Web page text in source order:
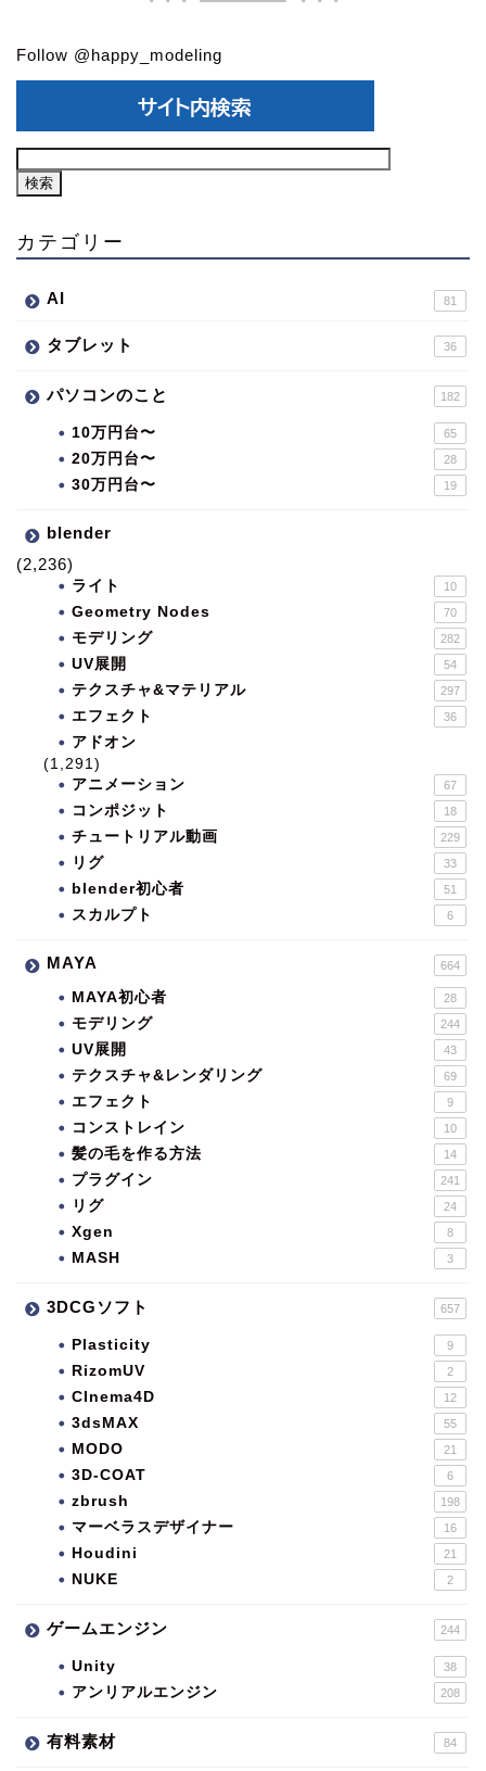
Follow @happy_modeling
カテゴリー
AI 81
タブレット 36
パソコンのこと 182
10万円台〜 65
20万円台〜 28
30万円台〜 19
blender
(2,236)
ライト 10
Geometry Nodes 70
モデリング 282
UV展開 54
テクスチャ&マテリアル 297
エフェクト 36
アドオン
(1,291)
アニメーション
67
コンポジット 18
チュートリアル動画 229
リグ 33
blender初心者 51
スカルプト 6
MAYA 664
MAYA初心者 28
モデリング 244
UV展開 43
テクスチャ&レンダリング 69
エフェクト 9
コンストレイン 10
髪の毛を作る方法 14
プラグイン 241
リグ 24
Xgen 8
MASH 3
3DCGソフト 657
Plasticity 9
RizomUV 2
CInema4D 12
3dsMAX 55
MODO 21
3D-COAT 6
zbrush 198
マーベラスデザイナー 16
Houdini 21
NUKE 2
ゲームエンジン 244
Unity 38
アンリアルエンジン 208
有料素材 84